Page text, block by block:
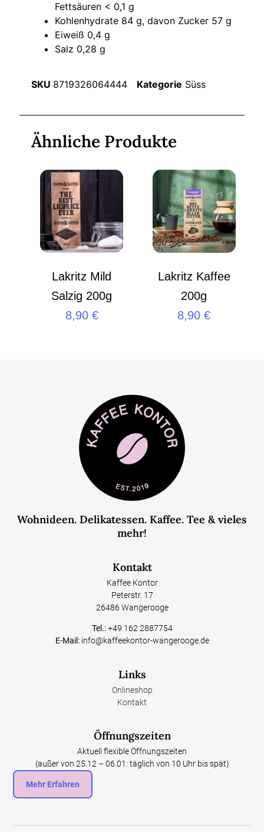
Fettsäuren < 0,1 g
Kohlenhydrate 84 g, davon Zucker 57 g
Eiweiß 0,4 g
Salz 0,28 g
SKU 8719326064444 Kategorie Süss
Ähnliche Produkte
Lakritz Mild
Salzig 200g
8,90 €
Lakritz Kaffee
200g
8,90€
Wohnideen. Delikatessen. Kaffee. Tee & vieles
mehr!
Kontakt
Kaffee Kontor
Peterstr. 17
26486 Wangerooge
Tel.: +49 162 2887754
E-Mail: info@kaffeekontor-wangerooge.de
Links
Onlineshop
Kontakt
Öffnungszeiten
Aktuell flexible Öffnungszeiten
(außer von 25.12 – 06.01: täglich von 10 Uhr bis spät)
Mehr Erfahren